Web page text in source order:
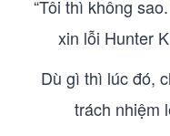
“Tôi thì không
xin lỗi Hunter
Dù gì thì lúc đó,
trách nhiệm